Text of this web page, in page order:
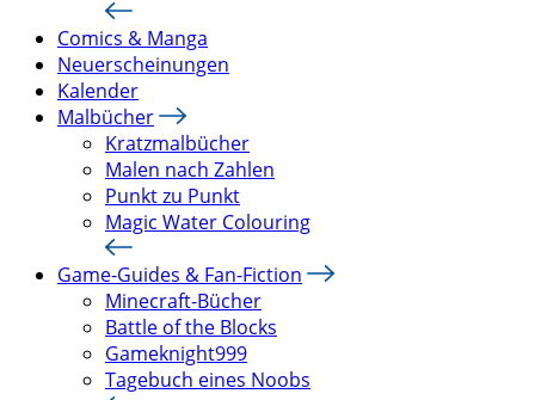
Comics & Manga
Neuerscheinungen
Kalender
Malbücher
Kratzmalbücher
Malen nach Zahlen
Punkt zu Punkt
Magic Water Colouring
Game-Guides & Fan-Fiction
Minecraft-Bücher
Battle of the Blocks
Gameknight999
Tagebuch eines Noobs